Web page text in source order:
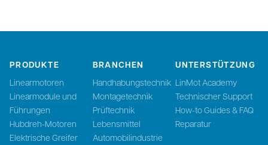
PRODUKTE
Linearmotoren
Linearmodule und
Führungen
Hubdreh-Motoren
Elektrische Greifer
BRANCHEN
Handhabungstechnik
Montagetechnik
Prüftechnik
Lebensmittel
Automobilindustrie
UNTERSTÜTZUNG
LinMot Academy
Technischer Support
How-to Guides & FAQ
Reparatur